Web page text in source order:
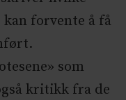
forvente å få
som
kritikk fra de